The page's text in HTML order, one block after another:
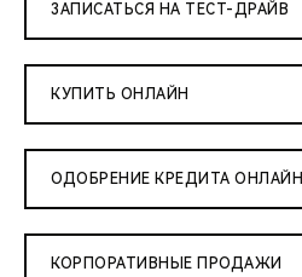
ЗАПИСАТЬСЯ НА ТЕСТ-ДРАЙВ
КУПИТЬ ОНЛАЙН
ОДОБРЕНИЕ КРЕДИТА ОНЛАЙН
КОРПОРАТИВНЫЕ ПРОДАЖИ